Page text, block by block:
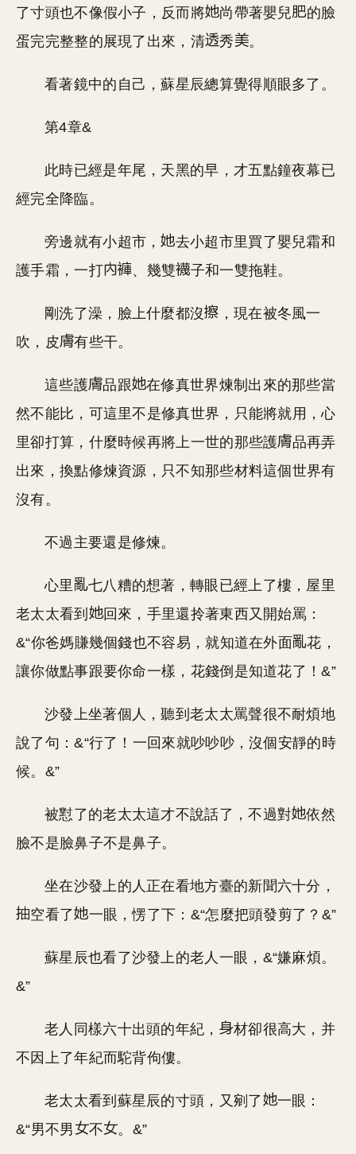
了寸頭也不像假小子，反而將 尚帶著嬰兒
的臉
蛋完完整整的展現了出來，清
秀 。
看著鏡中的自己，蘇星辰總算覺得順眼多了。
第4章&
此時已經是年尾，天黑的早，才五點鐘夜幕已
經完全降臨。
旁邊就有小超市，
去小超市里買了嬰兒霜和
護手霜，一打
、幾雙 子和一雙拖鞋。
剛洗了澡，臉上什麼都沒
，現在被冬風一
吹，皮
有些干。
這些護 品跟
在修真世界煉制出來的那些當
然不能比，可這里不是修真世界，只能將就用，心
里卻打算，什麼時候再將上一世的那些護
品再弄
出來，換點修煉資源，只不知那些材料這個世界有
沒有。
不過主要還是修煉。
心里
七八糟的想著，轉眼已經上了樓，屋里
老太太看到
回來，手里還拎著東西又開始罵：
&“你爸媽賺幾個錢也不容易，就知道在外面
花，
讓你做點事跟要你命一樣，花錢倒是知道花了！&”
沙發上坐著個人，聽到老太太罵聲很不耐煩地
說了句：&“行了！一回來就吵吵吵，沒個安靜的時
候。&”
被懟了的老太太這才不說話了，不過對
依然
臉不是臉鼻子不是鼻子。
坐在沙發上的人正在看地方臺的新聞六十分，
空看了
一眼，愣了下：&“怎麼把頭發剪了？&”
蘇星辰也看了沙發上的老人一眼，&“嫌麻煩。
&”
老人同樣六十出頭的年紀，
材卻很高大，并
不因上了年紀而駝背佝僂。
老太太看到蘇星辰的寸頭，又剜了
一眼：
&“男不男
不 。&”